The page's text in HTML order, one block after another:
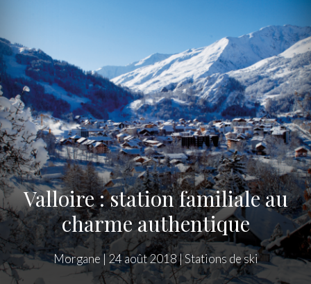
Valloire : station familiale au
charme authentique
Morgane|24 août 2018|Stations de ski